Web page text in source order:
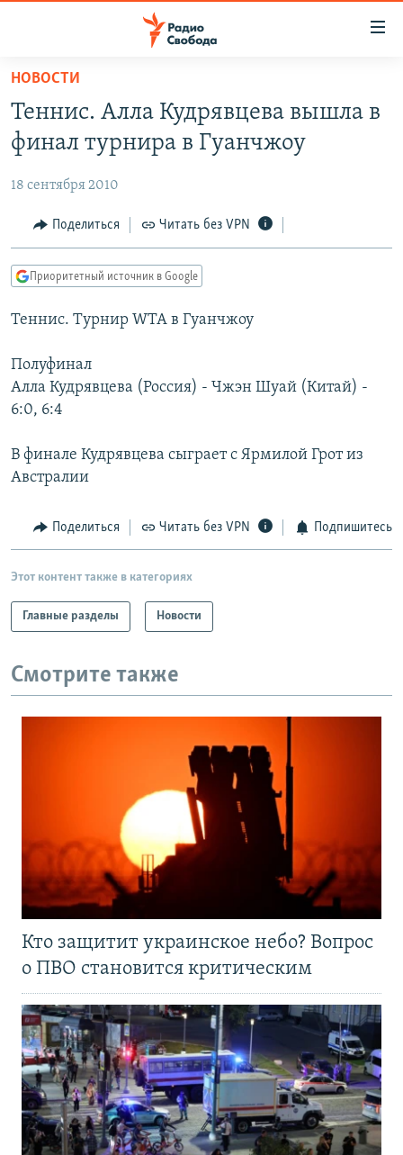
упрощенного
доступа
Вернуться
основному
Вернутся
главной
навигации
Вернутся
поиску
ПОДКАСТЫ
АВТОРСКИЕ ПРОЕКТЫ
ЦИТАТЫ СВОБОДЫ
МНЕНИЯ
IDEL.РЕАЛИИ
КАВКАЗ.РЕАЛИИ
СЕВЕР.РЕАЛИИ
СИБИРЬ.РЕАЛИИ
РАСПИСАНИЕ ВЕЩАНИЯ
ПОДПИШИТЕСЬ НА РАССЫЛКУ
Все сайты РСЕ/РС
НОВОСТИ
Теннис. Алла Кудрявцева вышла в
финал турнира в Гуанчжоу
18 сентября 2010
Поделиться Читать без VPN
Приоритетный источник в Google
Теннис. Турнир WTA в Гуанчжоу
Полуфинал
Алла Кудрявцева (Россия) - Чжэн Шуай (Китай) -
6:0, 6:4
В финале Кудрявцева сыграет с Ярмилой Грот из
Австралии
Поделиться Читать без VPN Подпишитесь
Этот контент также в категориях
Главные разделы Новости
Смотрите также
Кто защитит украинское небо? Вопрос
о ПВО становится критическим